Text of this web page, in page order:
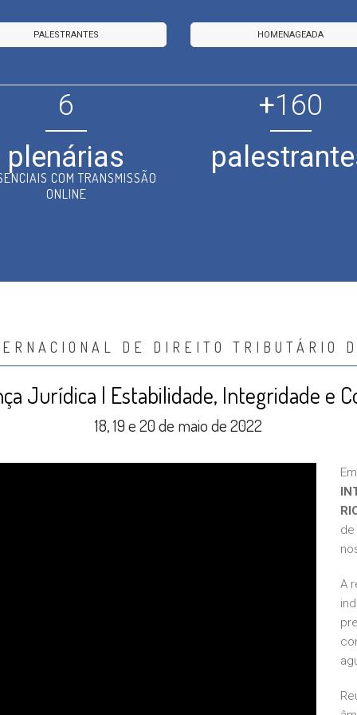
PALESTRANTES HOMENAGEADA
6
plenárias
COM TRANSMISSÃO
ONLINE
+160
DE DIREITO TRIBUTÁRIO
Jurídica | Estabilidade, Integridade e
18, 19 e 20 de maio de 2022
de
A